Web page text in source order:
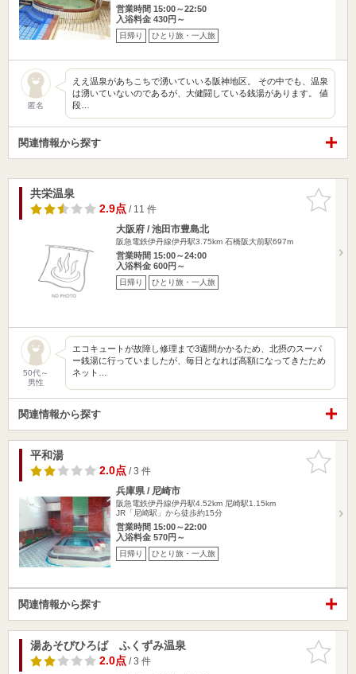
営業時間 15:00～22:50
入浴料金 430円～
日帰り ひとり旅・一人旅
匿名
ええ温泉があちこちで湧いていいる阪神地区。 その中でも、温泉
は湧いていないのであるが、大健闘している銭湯があります。 値
段…
関連情報から探す
お気に入
りに追加
共栄温泉
2.9点/ 11 件
大阪府 / 池田市豊島北
阪急電鉄伊丹線伊丹駅3.75km 石橋阪大前駅697m
営業時間 15:00～24:00
入浴料金 600円～
日帰り ひとり旅・一人旅
50代～
男性
エコキュートが故障し修理まで3週間かかるため、北摂のスーパ
ー銭湯に行っていましたが、毎日となれば高額になってきたため
ネット…
関連情報から探す
お気に入
りに追加
平和湯
2.0点/ 3 件
兵庫県 / 尼崎市
阪急電鉄伊丹線伊丹駅4.52km 尼崎駅1.15km
JR「尼崎駅」から徒歩約15分
営業時間 15:00～22:00
入浴料金 570円～
日帰り ひとり旅・一人旅
関連情報から探す
お気に入
りに追加
湯あそびひろば ふくずみ温泉
2.0点/ 3 件